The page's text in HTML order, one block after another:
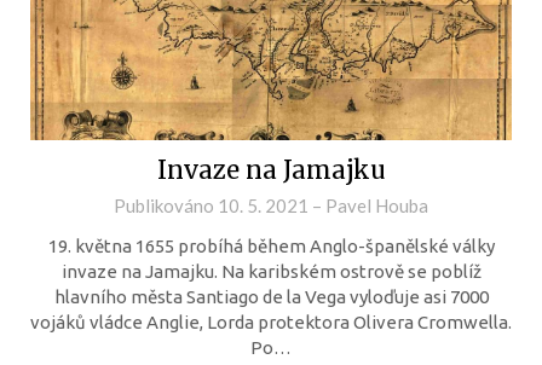
Invaze na Jamajku
Publikováno 10. 5. 2021 – Pavel Houba
19. května 1655 probíhá během Anglo-španělské války
invaze na Jamajku. Na karibském ostrově se poblíž
hlavního města Santiago de la Vega vyloďuje asi 7000
vojáků vládce Anglie, Lorda protektora Olivera Cromwella.
Po…